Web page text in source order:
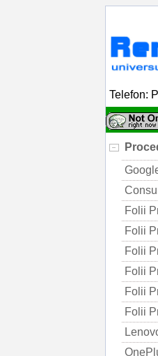
Telefon:
Folii
Folii
Folii
Folii
Folii
Folii